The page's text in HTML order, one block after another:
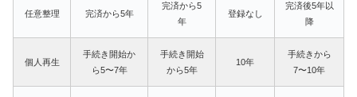
任意整理 完済から5年
完済から5
年
登録なし
完済後5年以
降
個人再生
手続き開始か
ら5〜7年
手続き開始
から5年
10年
手続きから
7〜10年